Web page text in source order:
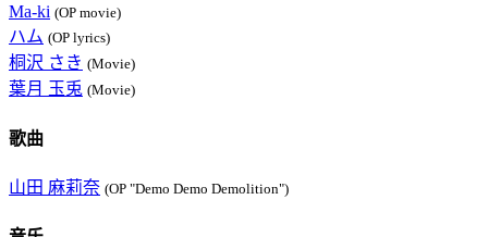
Ma-ki (OP movie)
ハム (OP lyrics)
桐沢 さき (Movie)
葉月 玉兎 (Movie)
歌曲
山田 麻莉奈 (OP "Demo Demo Demolition")